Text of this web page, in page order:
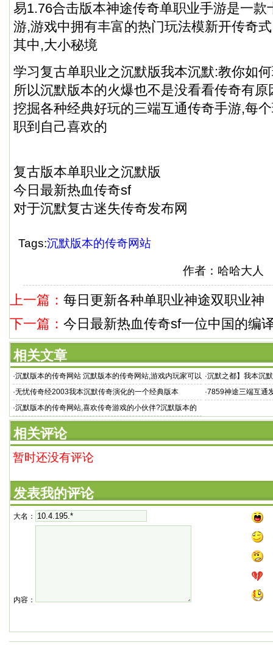
易1.76合击版本神途传奇单职业手游是一款
游,游戏中拥有丰富的热门玩法模新开传奇
其中,大小秘境
学习复古单职业之沉默版我本沉默:教你如
所以沉默版本的火爆也不是没看看传奇有
挖掘各种经典好玩的三端互通传奇手游,每
职到自己喜欢的
复古版本单职业之沉默版
今日最新热血传奇sf
对于沉默复古迷失传奇发布网
Tags:沉默版本的传奇网站
作者：哈哈大人
上一篇： 每日更新各种单职业神途双职业神
下一篇： 今日最新热血传奇sf一位中国的编
相关文章
·沉默版本的传奇网站 沉默版本的传奇网站,游戏内玩家可以
组建
·沉默之都】我本沉
·无忧传奇经2003我本沉默传奇演化的一个经典版本 ·7859神途三端互通
·沉默版本的传奇网站,喜欢传奇游戏的小伙伴?沉默版本的
传奇网站
相关评论
暂时还没有评论
发表我的评论
大名：
内容：